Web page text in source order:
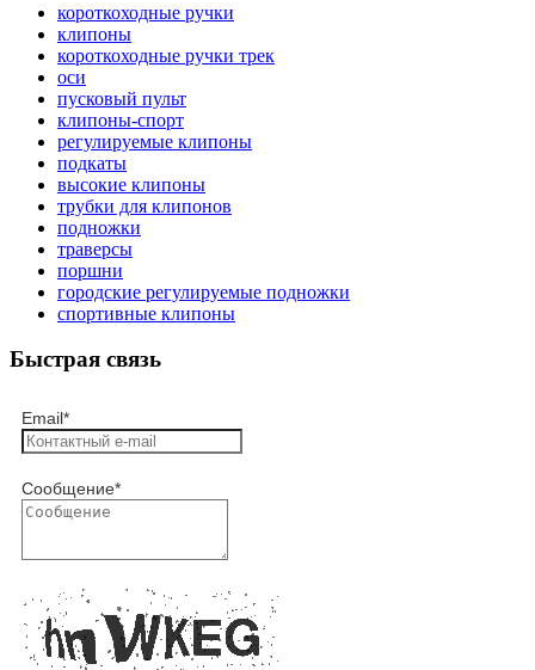
короткоходные ручки
клипоны
короткоходные ручки трек
оси
пусковый пульт
клипоны-спорт
регулируемые клипоны
подкаты
высокие клипоны
трубки для клипонов
подножки
траверсы
поршни
городские регулируемые подножки
спортивные клипоны
Быстрая связь
Email*
Сообщение*